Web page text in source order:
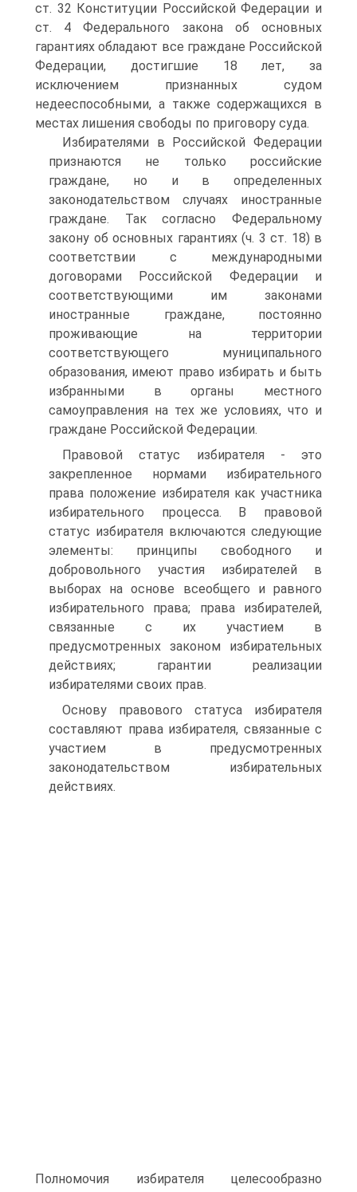
ст. 32 Конституции Российской Федерации и
ст. 4 Федерального закона об основных
гарантиях обладают все граждане Российской
Федерации, достигшие 18 лет, за
исключением признанных судом
недееспособными, а также содержащихся в
местах лишения свободы по приговору суда.
Избирателями в Российской Федерации
признаются не только российские
граждане, но и в определенных
законодательством случаях иностранные
граждане. Так согласно Федеральному
закону об основных гарантиях (ч. 3 ст. 18) в
соответствии с международными
договорами Российской Федерации и
соответствующими им законами
иностранные граждане, постоянно
проживающие на территории
соответствующего муниципального
образования, имеют право избирать и быть
избранными в органы местного
самоуправления на тех же условиях, что и
граждане Российской Федерации.
Правовой статус избирателя - это
закрепленное нормами избирательного
права положение избирателя как участника
избирательного процесса. В правовой
статус избирателя включаются следующие
элементы: принципы свободного и
добровольного участия избирателей в
выборах на основе всеобщего и равного
избирательного права; права избирателей,
связанные с их участием в
предусмотренных законом избирательных
действиях; гарантии реализации
избирателями своих прав.
Основу правового статуса избирателя
составляют права избирателя, связанные с
участием в предусмотренных
законодательством избирательных
действиях.
Полномочия избирателя целесообразно